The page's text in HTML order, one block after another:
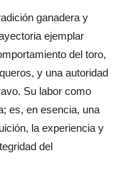
ganadera y
ejemplar
del toro,
y una autoridad
Su labor como
es, en esencia, una
la experiencia y
del